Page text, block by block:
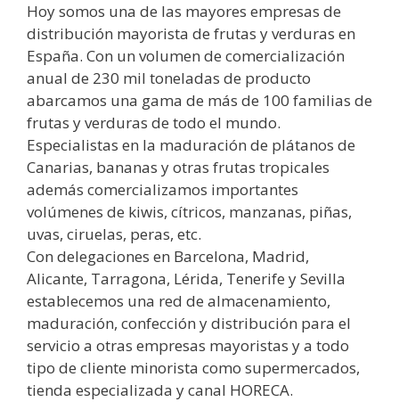
Hoy somos una de las mayores empresas de
distribución mayorista de frutas y verduras en
España. Con un volumen de comercialización
anual de 230 mil toneladas de producto
abarcamos una gama de más de 100 familias de
frutas y verduras de todo el mundo.
Especialistas en la maduración de plátanos de
Canarias, bananas y otras frutas tropicales
además comercializamos importantes
volúmenes de kiwis, cítricos, manzanas, piñas,
uvas, ciruelas, peras, etc.
Con delegaciones en Barcelona, Madrid,
Alicante, Tarragona, Lérida, Tenerife y Sevilla
establecemos una red de almacenamiento,
maduración, confección y distribución para el
servicio a otras empresas mayoristas y a todo
tipo de cliente minorista como supermercados,
tienda especializada y canal HORECA.